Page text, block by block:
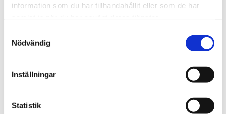
information som du har tillhandahållit eller som de har
Nödvändig
Inställningar
Statistik
Lagervara
Artikelnr
20261090